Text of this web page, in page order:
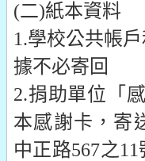
(二)紙本資料
1.學校公共帳
據不必寄回
2.捐助單位「
本感謝卡，寄
中正路567之